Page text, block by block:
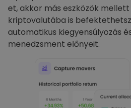
et, akkor más eszközök
kriptovalutába is
automatikus kiegyensúlyozás
menedzsment előnyeit.